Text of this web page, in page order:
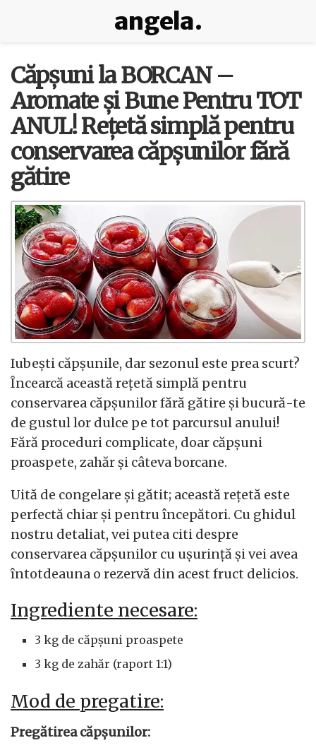
angela.
Căpșuni la BORCAN –
Aromate și Bune Pentru TOT
ANUL! Rețetă simplă pentru
conservarea căpșunilor fără
gătire
Iubești căpșunile, dar sezonul este prea scurt?
Încearcă această rețetă simplă pentru
conservarea căpșunilor fără gătire și bucură-te
de gustul lor dulce pe tot parcursul anului!
Fără proceduri complicate, doar căpșuni
proaspete, zahăr și câteva borcane.
Uită de congelare și gătit; această rețetă este
perfectă chiar și pentru începători. Cu ghidul
nostru detaliat, vei putea citi despre
conservarea căpșunilor cu ușurință și vei avea
întotdeauna o rezervă din acest fruct delicios.
Ingrediente necesare:
3 kg de căpșuni proaspete
3 kg de zahăr (raport 1:1)
Mod de pregatire:
Pregătirea căpșunilor: